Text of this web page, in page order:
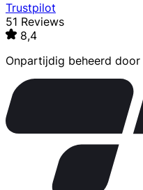
Trustpilot
51 Reviews
8,4
Onpartijdig beheerd door